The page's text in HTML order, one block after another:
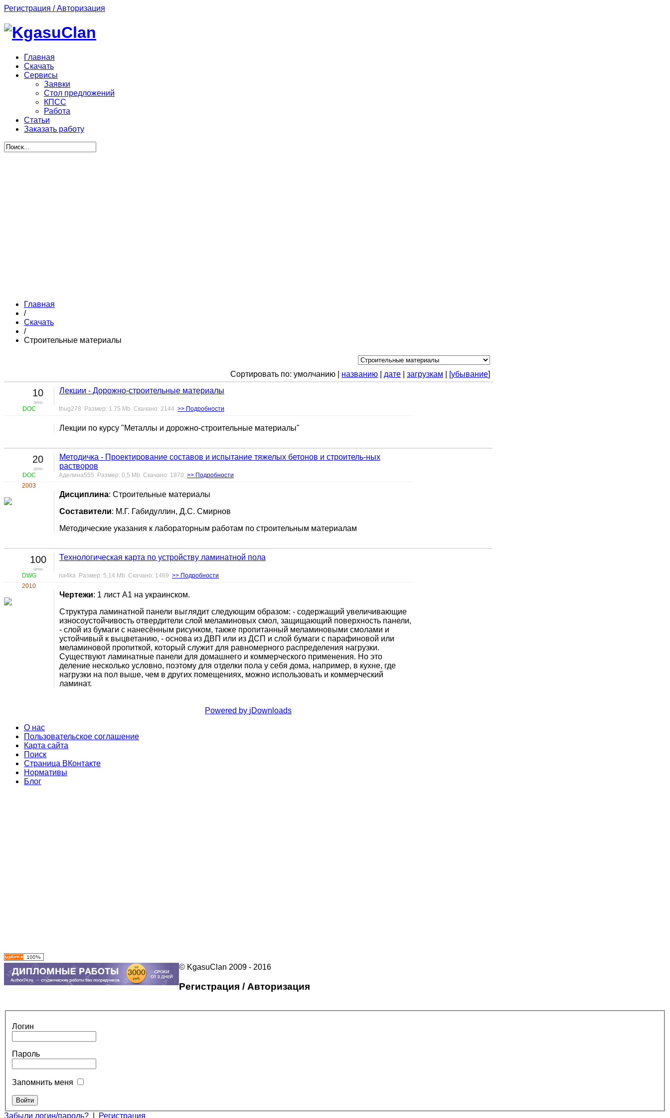
Регистрация / Авторизация
Главная
Скачать
Сервисы
Заявки
Стол предложений
КПСС
Работа
Статьи
Заказать работу
Главная
/
Скачать
/
Строительные материалы
Сортировать по: умолчанию | названию дате загрузкам [убывание]
10
цена
DOC
Лекции - Дорожно-строительные материалы
thug278 Размер: 1.75 Mb Скачано: 2144 >> Подробности
Лекции по курсу "Металлы и дорожно-строительные материалы"
20
цена
DOC
2003
Методичка - Проектирование составов и испытание тяжелых бетонов и строитель-ных
растворов
Аделина555 Размер: 0,5 Mb Скачано: 1870 >> Подробности
Дисциплина: Строительные материалы
Составители: М.Г. Габидуллин, Д.С. Смирнов
Методические указания к лабораторным работам по строительным материалам
100
цена
DWG
2010
Технологическая карта по устройству ламинатной пола
na4ka Размер: 5,14 Mb Скачано: 1469 >> Подробности
Чертежи: 1 лист А1 на украинском.
Структура ламинатной панели выглядит следующим образом: - содержащий увеличивающие
износоустойчивость отвердители слой меламиновых смол, защищающий поверхность панели,
- слой из бумаги с нанесённым рисунком, также пропитанный меламиновыми смолами и
устойчивый к выцветанию, - основа из ДВП или из ДСП и слой бумаги с парафиновой или
меламиновой пропиткой, который служит для равномерного распределения нагрузки.
Существуют ламинатные панели для домашнего и коммерческого применения. Но это
деление несколько условно, поэтому для отделки пола у себя дома, например, в кухне, где
нагрузки на пол выше, чем в других помещениях, можно использовать и коммерческий
ламинат.
Powered by jDownloads
О нас
Пользовательское соглашение
Карта сайта
Поиск
Страница ВКонтакте
Нормативы
Блог
© KgasuClan 2009 - 2016
Регистрация / Авторизация
Логин
Пароль
Запомнить меня
Забыли логин/пароль? Регистрация